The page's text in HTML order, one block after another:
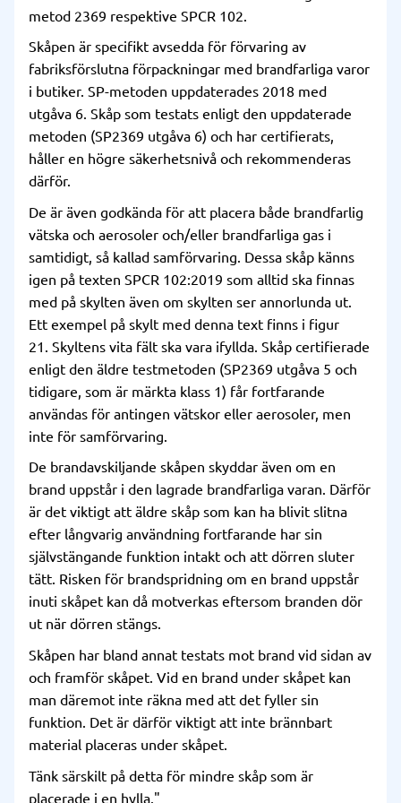
metod 2369 respektive SPCR 102.
Skåpen är specifikt avsedda för förvaring av
fabriksförslutna förpackningar med brandfarliga varor
i butiker. SP-metoden uppdaterades 2018 med
utgåva 6. Skåp som testats enligt den uppdaterade
metoden (SP2369 utgåva 6) och har certifierats,
håller en högre säkerhetsnivå och rekommenderas
därför.
De är även godkända för att placera både brandfarlig
vätska och aerosoler och/eller brandfarliga gas i
samtidigt, så kallad samförvaring. Dessa skåp känns
igen på texten SPCR 102:2019 som alltid ska finnas
med på skylten även om skylten ser annorlunda ut.
Ett exempel på skylt med denna text finns i figur
21. Skyltens vita fält ska vara ifyllda. Skåp certifierade
enligt den äldre testmetoden (SP2369 utgåva 5 och
tidigare, som är märkta klass 1) får fortfarande
användas för antingen vätskor eller aerosoler, men
inte för samförvaring.
De brandavskiljande skåpen skyddar även om en
brand uppstår i den lagrade brandfarliga varan. Därför
är det viktigt att äldre skåp som kan ha blivit slitna
efter långvarig användning fortfarande har sin
självstängande funktion intakt och att dörren sluter
tätt. Risken för brandspridning om en brand uppstår
inuti skåpet kan då motverkas eftersom branden dör
ut när dörren stängs.
Skåpen har bland annat testats mot brand vid sidan av
och framför skåpet. Vid en brand under skåpet kan
man däremot inte räkna med att det fyller sin
funktion. Det är därför viktigt att inte brännbart
material placeras under skåpet.
Tänk särskilt på detta för mindre skåp som är
placerade i en hylla."